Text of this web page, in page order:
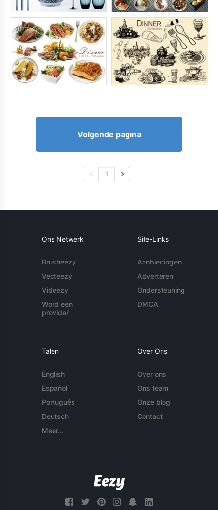
Volgende pagina
1
Ons Netwerk
Brusheezy
Vecteezy
Videezy
Word een
provider
Site-Links
Aanbiedingen
Adverteren
Ondersteuning
DMCA
Talen
English
Español
Português
Deutsch
Meer...
Over Ons
Over ons
Ons team
Onze blog
Contact